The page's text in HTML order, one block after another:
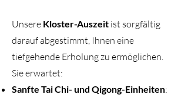
Unsere Kloster-Auszeit ist sorgfältig
darauf abgestimmt, Ihnen eine
tiefgehende Erholung zu ermöglichen.
Sie erwartet:
Sanfte Tai Chi- und Qigong-Einheiten: